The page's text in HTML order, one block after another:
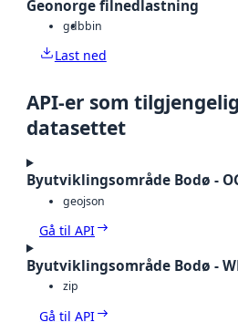
Geonorge filnedlastning
gdbbin
Last ned
API-er som
datasettet
Byutviklingsområde Bodø -
geojson
Gå til API
Byutviklingsområde Bodø -
zip
Gå til API